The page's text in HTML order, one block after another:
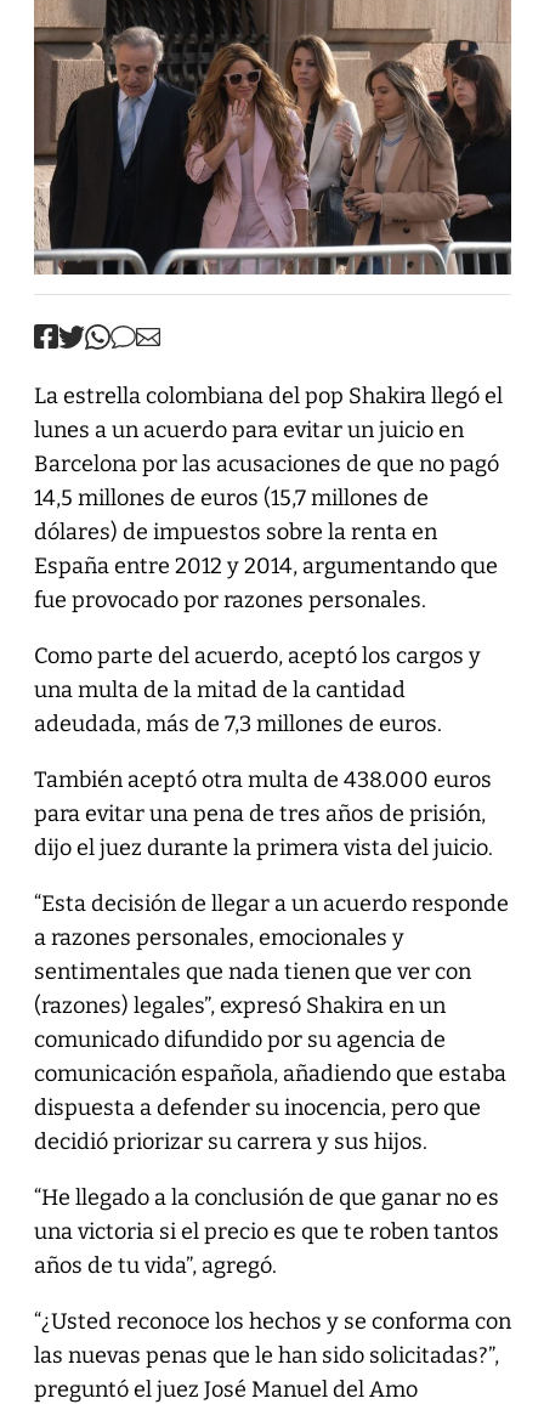
La estrella colombiana del pop Shakira llegó el
lunes a un acuerdo para evitar un juicio en
Barcelona por las acusaciones de que no pagó
14,5 millones de euros (15,7 millones de
dólares) de impuestos sobre la renta en
España entre 2012 y 2014, argumentando que
fue provocado por razones personales.
Como parte del acuerdo, aceptó los cargos y
una multa de la mitad de la cantidad
adeudada, más de 7,3 millones de euros.
También aceptó otra multa de 438.000 euros
para evitar una pena de tres años de prisión,
dijo el juez durante la primera vista del juicio.
“Esta decisión de llegar a un acuerdo responde
a razones personales, emocionales y
sentimentales que nada tienen que ver con
(razones) legales”, expresó Shakira en un
comunicado difundido por su agencia de
comunicación española, añadiendo que estaba
dispuesta a defender su inocencia, pero que
decidió priorizar su carrera y sus hijos.
“He llegado a la conclusión de que ganar no es
una victoria si el precio es que te roben tantos
años de tu vida”, agregó.
“¿Usted reconoce los hechos y se conforma con
las nuevas penas que le han sido solicitadas?”,
preguntó el juez José Manuel del Amo